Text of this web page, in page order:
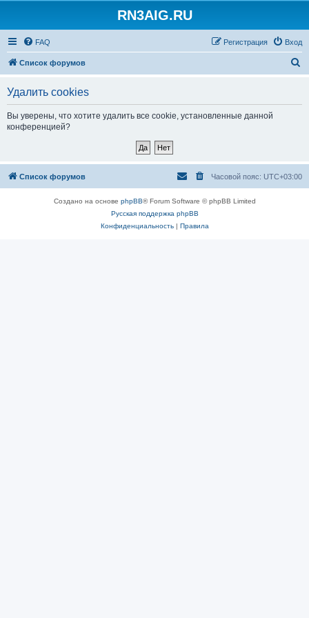
RN3AIG.RU
FAQ Вход
Регистрация
Список форумов
Удалить cookies
Вы уверены, что хотите удалить все cookie, установленные данной
конференцией?
Список форумов Часовой пояс: UTC+03:00
Создано на основе phpBB® Forum Software © phpBB Limited
Русская поддержка phpBB
Конфиденциальность| Правила